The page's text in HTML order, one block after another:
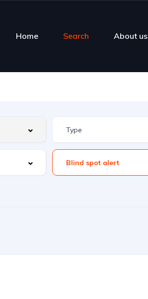
Home Search About us
Blind spot alert